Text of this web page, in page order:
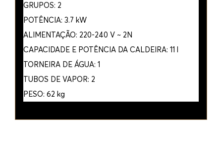
GRUPOS: 2
POTÊNCIA: 3.7 kW
ALIMENTAÇÃO: 220-240 V ~ 2N
CAPACIDADE E POTÊNCIA DA CALDEIRA: 11 l
TORNEIRA DE ÁGUA: 1
TUBOS DE VAPOR: 2
PESO: 62 kg